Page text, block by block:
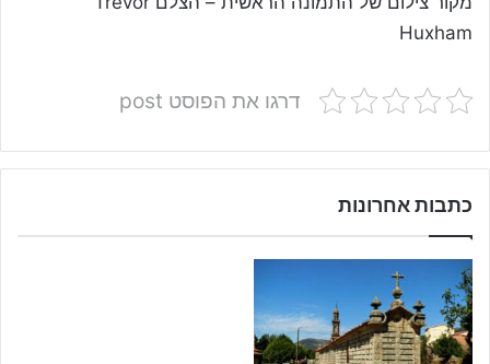
Huxham
דרגו את הפוסט post
כתבות אחרונות